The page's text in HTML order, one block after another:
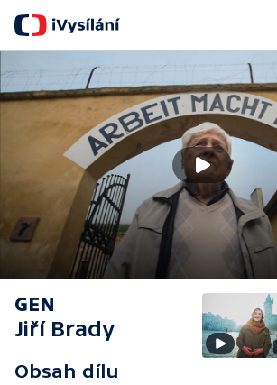
GEN
Jiří Brady
Obsah dílu